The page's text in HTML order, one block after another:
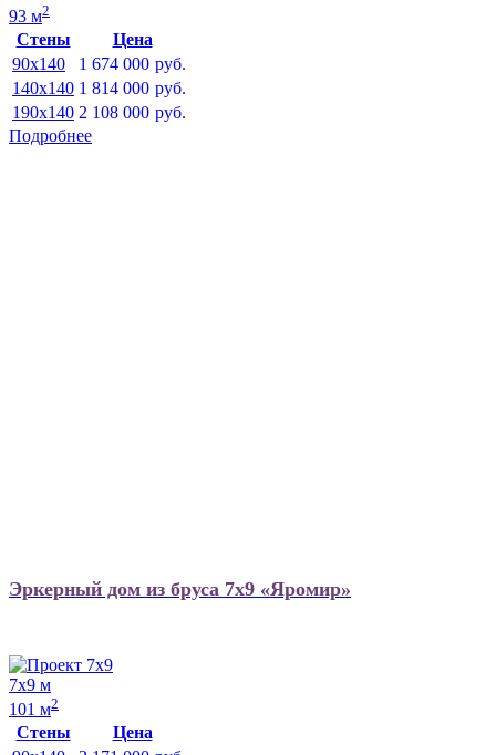
93 м2
Стены
Цена
90x140
1 674 000 руб.
140x140 1 814 000 руб.
190x140 2 108 000 руб.
Подробнее
Эркерный дом из бруса 7х9 «Яромир»
7х9 м
101 м2
Стены
Цена